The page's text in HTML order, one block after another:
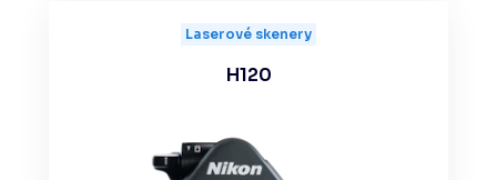
Laserové skenery
H120